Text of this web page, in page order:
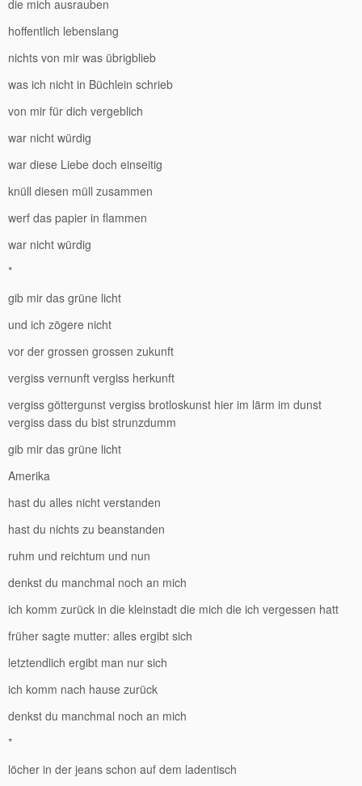
die mich ausrauben
hoffentlich lebenslang
nichts von mir was übrigblieb
was ich nicht in Büchlein schrieb
von mir für dich vergeblich
war nicht würdig
war diese Liebe doch einseitig
knüll diesen müll zusammen
werf das papier in flammen
war nicht würdig
*
gib mir das grüne licht
und ich zögere nicht
vor der grossen grossen zukunft
vergiss vernunft vergiss herkunft
vergiss göttergunst vergiss brotloskunst hier im lärm im dunst
vergiss dass du bist strunzdumm
gib mir das grüne licht
Amerika
hast du alles nicht verstanden
hast du nichts zu beanstanden
ruhm und reichtum und nun
denkst du manchmal noch an mich
ich komm zurück in die kleinstadt die mich die ich vergessen hatt
früher sagte mutter: alles ergibt sich
letztendlich ergibt man nur sich
ich komm nach hause zurück
denkst du manchmal noch an mich
*
löcher in der jeans schon auf dem ladentisch